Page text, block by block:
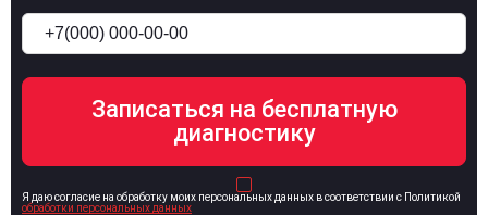
Я даю согласие на обработку моих персональных данных в соответствии с Политикой
обработки персональных данных